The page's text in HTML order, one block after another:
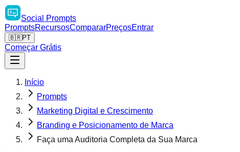
Social
Prompts
PromptsRecursosCompararPreçosEntrar
🇧🇷PT
Começar Grátis
Início
Prompts
Marketing Digital e Crescimento
Branding e Posicionamento de Marca
Faça uma Auditoria Completa da Sua Marca